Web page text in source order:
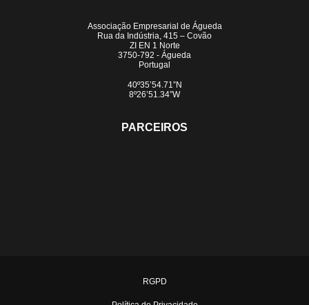
Associação Empresarial de Águeda
Rua da Indústria, 415 – Covão
ZI EN 1 Norte
3750-792 - Águeda
Portugal
40º35’54.71”N
8º26’51.34”W
PARCEIROS
RGPD